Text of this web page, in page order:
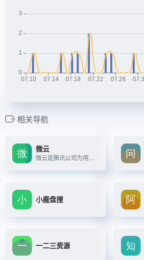
相关导航
微云
微云是腾讯公司为用户精心打造的一项智能云服务
小鹿盘搜
一二三资源